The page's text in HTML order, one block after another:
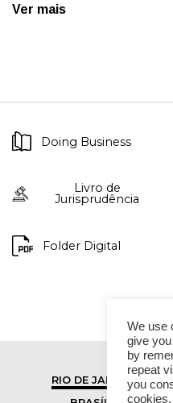
Ver mais
Doing Business
Livro de
Jurisprudência
Folder Digital
RIO DE JANEIRO
We use
give
by
repeat
you